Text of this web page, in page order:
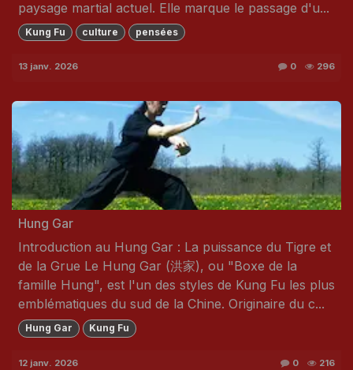
paysage martial actuel. Elle marque le passage d'u...
Kung Fu culture pensées
13 janv. 2026 0 296
Hung Gar
Introduction au Hung Gar : La puissance du Tigre et
de la Grue Le Hung Gar (洪家), ou "Boxe de la
famille Hung", est l'un des styles de Kung Fu les plus
emblématiques du sud de la Chine. Originaire du c...
Hung Gar Kung Fu
12 janv. 2026 0 216